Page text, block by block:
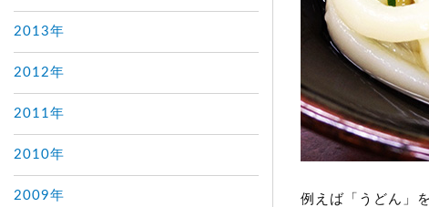
例えば「うどん」
2013年
2012年
2011年
2010年
2009年